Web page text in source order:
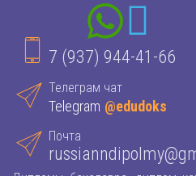
7 (937) 944-41-66
Телеграм чат
Telegram @edudoks
Почта